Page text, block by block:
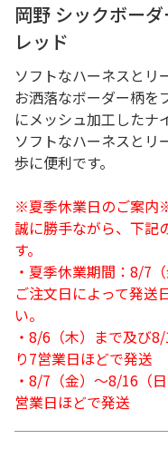
岡野 シックボー
レッド
ソフトなハーネスとリ
お洒落なボーダー柄を
にメッシュ加工したナ
ソフトなハーネスとリ
歩に便利です。
※夏季休業日のご案内
誠に勝手ながら、下記
す。
・夏季休業期間：8/7
ご注文日によって発送
い。
・8/6（木）まで及び
り7営業日ほどで発送
・8/7（金）～8/16（
営業日ほどで発送